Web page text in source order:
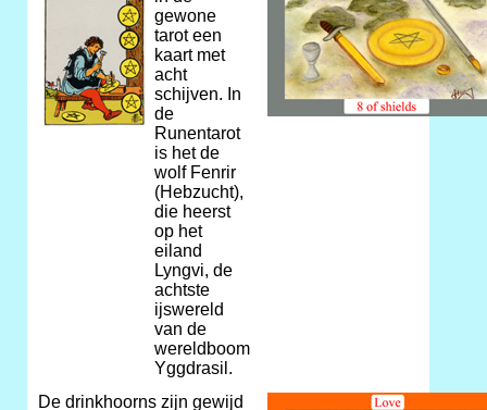
gewone
tarot een
kaart met
acht
schijven. In
de
Runentarot
is het de
wolf Fenrir
(Hebzucht),
die heerst
op het
eiland
Lyngvi, de
achtste
ijswereld
van de
wereldboom
Yggdrasil.
De drinkhoorns zijn gewijd